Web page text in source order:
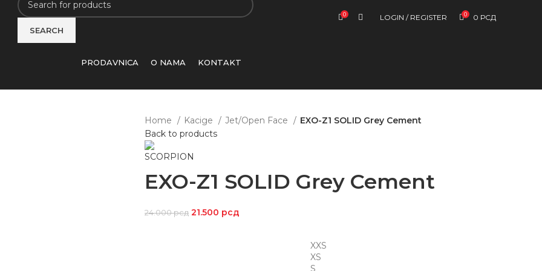
SEARCH
0 LOGIN / REGISTER 0 0 РСД
PRODAVNICA O NAMA KONTAKT
Home Kacige Jet/Open Face
EXO-Z1 SOLID Grey Cement
Back to products
EXO-Z1 SOLID Grey Cement
24.000рсд 21.500 рсд
XXS
XS
S